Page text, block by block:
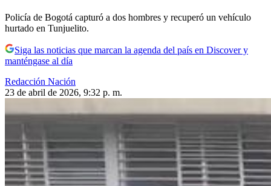
Policía de Bogotá capturó a dos hombres y recuperó un vehículo
hurtado en Tunjuelito.
Siga las noticias que marcan la agenda del país en Discover y
manténgase al día
Redacción Nación
23 de abril de 2026, 9:32 p. m.